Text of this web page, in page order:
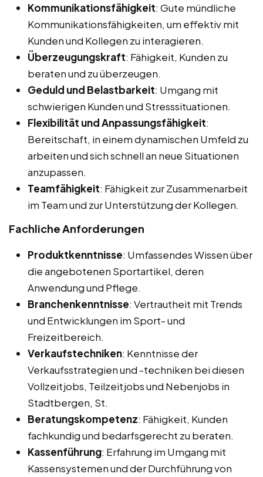
Kommunikationsfähigkeit: Gute mündliche
Kommunikationsfähigkeiten, um effektiv mit
Kunden und Kollegen zu interagieren.
Überzeugungskraft: Fähigkeit, Kunden zu
beraten und zu überzeugen.
Geduld und Belastbarkeit: Umgang mit
schwierigen Kunden und Stresssituationen.
Flexibilität und Anpassungsfähigkeit:
Bereitschaft, in einem dynamischen Umfeld zu
arbeiten und sich schnell an neue Situationen
anzupassen.
Teamfähigkeit: Fähigkeit zur Zusammenarbeit
im Team und zur Unterstützung der Kollegen.
Fachliche Anforderungen
Produktkenntnisse: Umfassendes Wissen über
die angebotenen Sportartikel, deren
Anwendung und Pflege.
Branchenkenntnisse: Vertrautheit mit Trends
und Entwicklungen im Sport- und
Freizeitbereich.
Verkaufstechniken: Kenntnisse der
Verkaufsstrategien und -techniken bei diesen
Vollzeitjobs, Teilzeitjobs und Nebenjobs in
Stadtbergen, St.
Beratungskompetenz: Fähigkeit, Kunden
fachkundig und bedarfsgerecht zu beraten.
Kassenführung: Erfahrung im Umgang mit
Kassensystemen und der Durchführung von